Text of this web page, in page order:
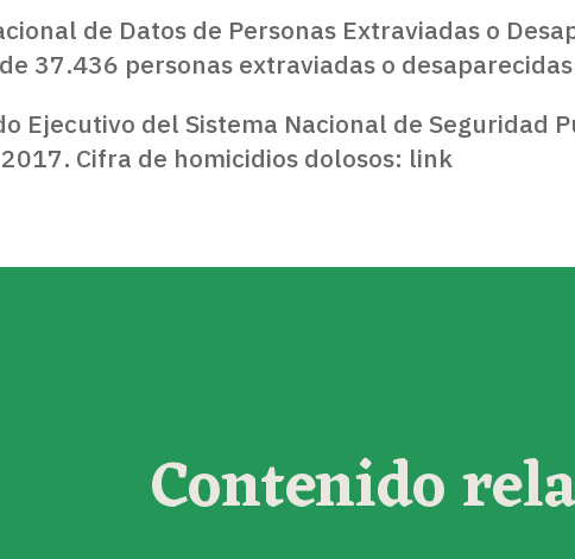
de Datos de Personas Extraviadas o
37.436 personas extraviadas o
Ejecutivo del Sistema Nacional de Seguridad
Cifra de homicidios dolosos: link
Contenido